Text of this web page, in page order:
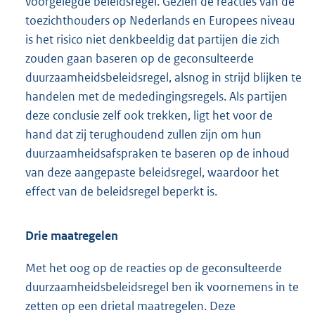
toezichthouders op Nederlands en Europees niveau
is het risico niet denkbeeldig dat partijen die zich
zouden gaan baseren op de geconsulteerde
duurzaamheidsbeleidsregel, alsnog in strijd blijken te
handelen met de mededingingsregels. Als partijen
deze conclusie zelf ook trekken, ligt het voor de
hand dat zij terughoudend zullen zijn om hun
duurzaamheidsafspraken te baseren op de inhoud
van deze aangepaste beleidsregel, waardoor het
effect van de beleidsregel beperkt is.
Drie maatregelen
Met het oog op de reacties op de geconsulteerde
duurzaamheidsbeleidsregel ben ik voornemens in te
zetten op een drietal maatregelen. Deze